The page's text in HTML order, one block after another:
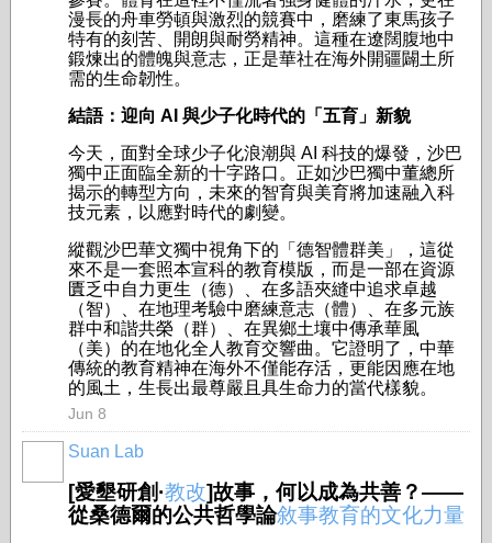
漫長的舟車勞頓與激烈的競賽中，磨練了東馬孩子
特有的刻苦、開朗與耐勞精神。這種在遼闊腹地中
鍛煉出的體魄與意志，正是華社在海外開疆闢土所
需的生命韌性。
結語：迎向 AI 與少子化時代的「五育」新貌
今天，面對全球少子化浪潮與 AI 科技的爆發，沙巴
獨中正面臨全新的十字路口。正如沙巴獨中董總所
揭示的轉型方向，未來的智育與美育將加速融入科
技元素，以應對時代的劇變。
縱觀沙巴華文獨中視角下的「德智體群美」，這從
來不是一套照本宣科的教育模版，而是一部在資源
匱乏中自力更生（德）、在多語夾縫中追求卓越
（智）、在地理考驗中磨練意志（體）、在多元族
群中和諧共榮（群）、在異鄉土壤中傳承華風
（美）的在地化全人教育交響曲。它證明了，中華
傳統的教育精神在海外不僅能存活，更能因應在地
的風土，生長出最尊嚴且具生命力的當代樣貌。
Jun 8
Suan Lab
[愛墾研創·教改]故事，何以成為共善？——
從桑德爾的公共哲學論敘事教育的文化力量